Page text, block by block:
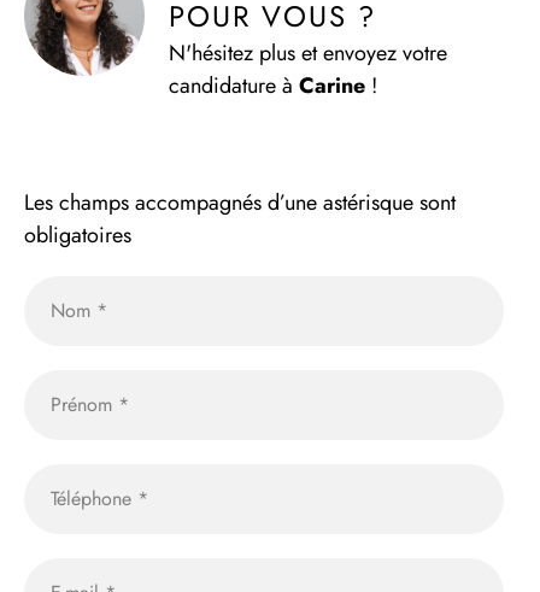
POUR VOUS ?
N'hésitez plus et envoyez votre
candidature à Carine !
Les champs accompagnés d’une astérisque sont
obligatoires